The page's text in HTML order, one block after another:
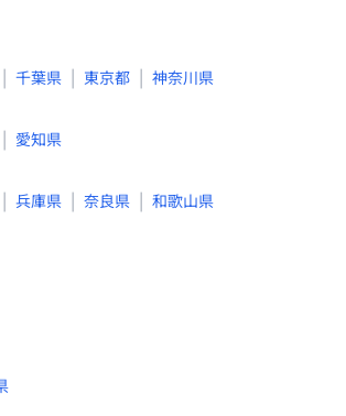
| 千葉県 | 東京都 | 神奈川県
| 愛知県
| 兵庫県 | 奈良県 | 和歌山県